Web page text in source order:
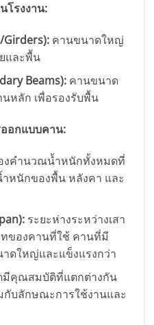
โรงงาน:
Girders):คานขนาดใหญ่
และพื้น
Beams):คานขนาด
นหลัก เพื่อรองรับพื้น
อกแบบคาน:
คำนวณน้ำหนักทั้งหมดที่
หนักของพื้น หลังคา และ
ระยะห่างระหว่างเสา
ของคานที่ใช้ คานที่มี
ดใหญ่และแข็งแรงกว่า
คุณสมบัติที่แตกต่างกัน
กับลักษณะการใช้งานและ